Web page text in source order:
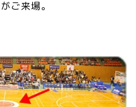
がご来場。